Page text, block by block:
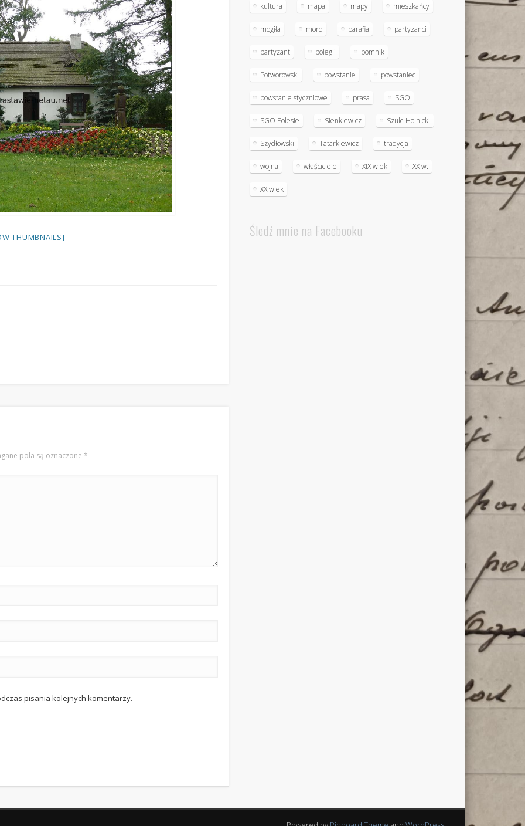
THUMBNAILS]
pola są oznaczone*
pisania kolejnych komentarzy.
kultura mapa mapy mieszkańcy
mogiła mord parafia partyzanci
partyzant polegli pomnik
Potworowski powstanie powstaniec
powstanie styczniowe prasa SGO
SGO Polesie Sienkiewicz Szulc-Holnicki
Szydłowski Tatarkiewicz tradycja
wojna właściciele XIX wiek XX w.
XX wiek
Śledź mnie na Facebooku